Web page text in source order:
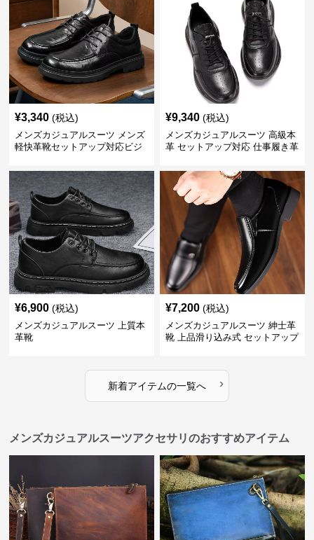
¥3,340 (税込)
メンズカジュアルスーツ メンズ
軽快革靴セットアップ対応ビジ
¥9,340 (税込)
メンズカジュアルスーツ 高級本
革 セットアップ対応 仕事履き革
¥6,900 (税込)
メンズカジュアルスーツ 上質本
革靴
¥7,200 (税込)
メンズカジュアルスーツ 紳士革
靴 上品滑り込み式 セットアップ
新着アイテムの一覧へ ›
メンズカジュアルスーツアクセサリのおすすめアイテム